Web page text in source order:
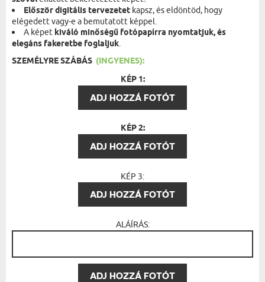
Először digitális tervezetet kapsz, és eldöntöd, hogy
elégedett vagy-e a bemutatott képpel.
A képet kiváló minőségű fotópapírra nyomtatjuk, és
elegáns fakeretbe foglaljuk.
SZEMÉLYRE SZÁBÁS (INGYENES):
KÉP 1:
ADJ HOZZÁ FOTÓT
KÉP 2:
ADJ HOZZÁ FOTÓT
KÉP 3:
ADJ HOZZÁ FOTÓT
ALÁÍRÁS:
ADJ HOZZÁ FOTÓT